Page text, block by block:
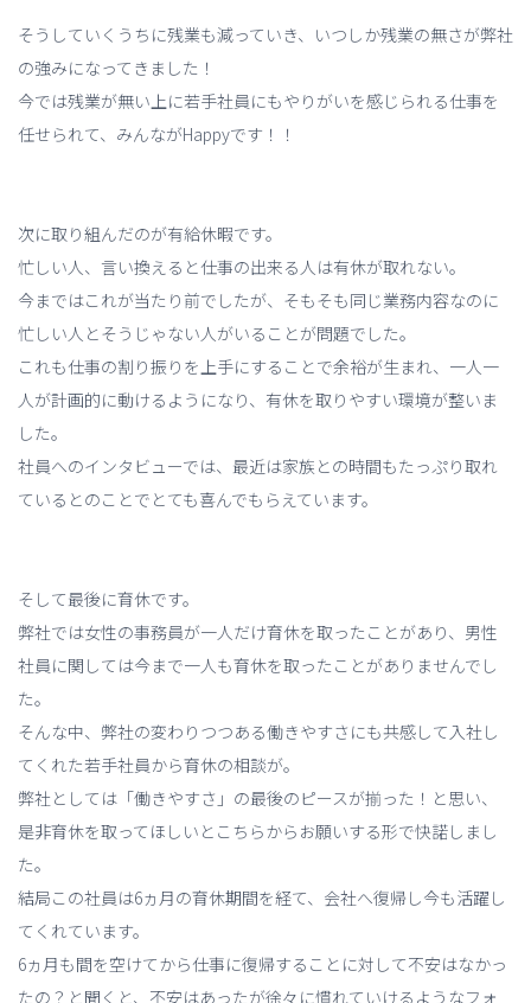
そうしていくうちに残業も減っていき、いつしか残業の無さが弊社
の強みになってきました！
今では残業が無い上に若手社員にもやりがいを感じられる仕事を
任せられて、みんながHappyです！！
次に取り組んだのが有給休暇です。
忙しい人、言い換えると仕事の出来る人は有休が取れない。
今まではこれが当たり前でしたが、そもそも同じ業務内容なのに
忙しい人とそうじゃない人がいることが問題でした。
これも仕事の割り振りを上手にすることで余裕が生まれ、一人一
人が計画的に動けるようになり、有休を取りやすい環境が整いま
した。
社員へのインタビューでは、最近は家族との時間もたっぷり取れ
ているとのことでとても喜んでもらえています。
そして最後に育休です。
弊社では女性の事務員が一人だけ育休を取ったことがあり、男性
社員に関しては今まで一人も育休を取ったことがありませんでし
た。
そんな中、弊社の変わりつつある働きやすさにも共感して入社し
てくれた若手社員から育休の相談が。
弊社としては「働きやすさ」の最後のピースが揃った！と思い、
是非育休を取ってほしいとこちらからお願いする形で快諾しまし
た。
結局この社員は6ヵ月の育休期間を経て、会社へ復帰し今も活躍し
てくれています。
6ヵ月も間を空けてから仕事に復帰することに対して不安はなかっ
たの？と聞くと、不安はあったが徐々に慣れていけるようなフォ